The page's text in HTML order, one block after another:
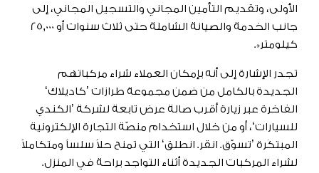
الأولى، وتقديم التأمين المجاني والتسجيل المجاني، إلى
جانب الخدمة والصيانة الشاملة حتى ثلاث سنوات أو 25,000
كيلومتر*.
تجدر الإشارة إلى أنه بإمكان العملاء شراء مركباتهم
الجديدة بالكامل من ضمن مجموعة طرازات ’كاديلاك‘
الفاخرة عبر زيارة أقرب صالة عرض تابعة لشركة ’الكندي
للسيارات‘، أو من خلال استخدام منصّة التجارة الإلكترونية
المبتكَرة ’تسوّق. انقر. انطلق‘ التي تمنح حلاً سلساً ومتكاملاً
لشراء المركبات الجديدة أثناء التواجد براحة في المنزل.